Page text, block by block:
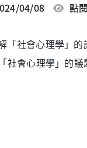
04/08 點
社會心理學」的議